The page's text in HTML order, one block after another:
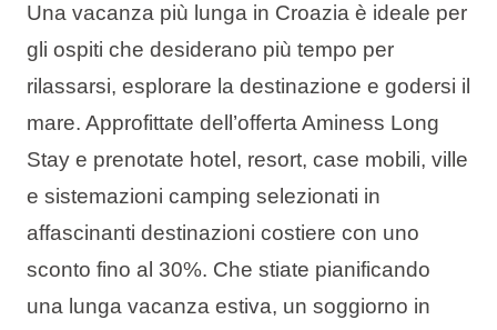
Una vacanza più lunga in Croazia è ideale per
gli ospiti che desiderano più tempo per
rilassarsi, esplorare la destinazione e godersi il
mare. Approfittate dell’offerta Aminess Long
Stay e prenotate hotel, resort, case mobili, ville
e sistemazioni camping selezionati in
affascinanti destinazioni costiere con uno
sconto fino al 30%. Che stiate pianificando
una lunga vacanza estiva, un soggiorno in